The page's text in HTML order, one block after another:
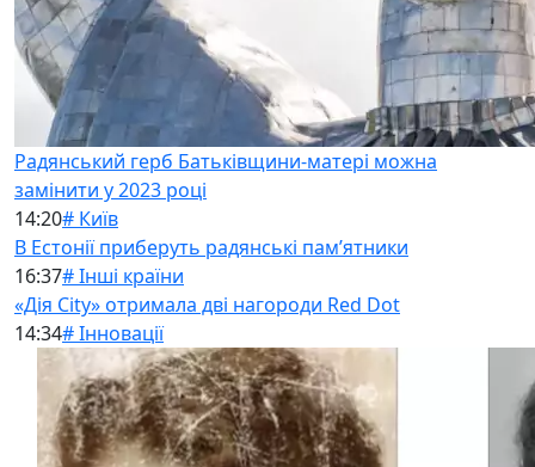
Радянський герб Батьківщини-матері можна
замінити у 2023 році
14:20# Київ
В Естонії приберуть радянські памʼятники
16:37# Інші країни
«Дія City» отримала дві нагороди Red Dot
14:34# Інновації